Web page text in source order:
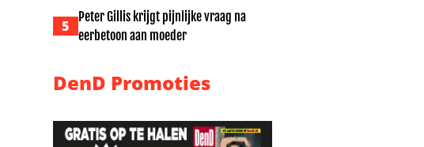
5
Peter Gillis krijgt pijnlijke vraag na
eerbetoon aan moeder
DenD Promoties